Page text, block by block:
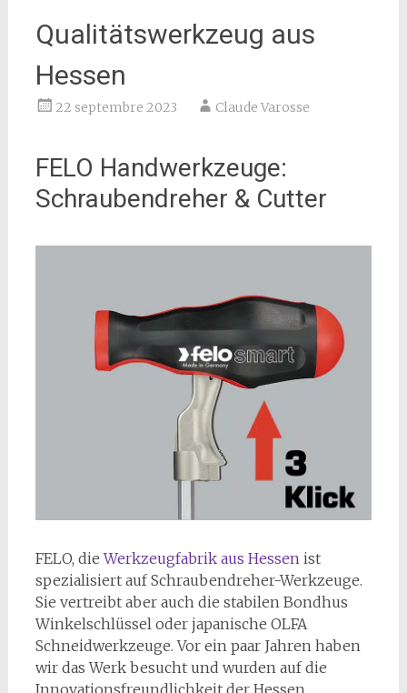
Qualitätswerkzeug aus
Hessen
22 septembre 2023 Claude Varosse
FELO Handwerkzeuge:
Schraubendreher & Cutter
FELO, dieWerkzeugfabrik aus Hessen ist
spezialisiert auf Schraubendreher-Werkzeuge.
Sie vertreibt aber auch die stabilen Bondhus
Winkelschlüssel oder japanische OLFA
Schneidwerkzeuge. Vor ein paar Jahren haben
wir das Werk besucht und wurden auf die
Innovationsfreundlichkeit der Hessen